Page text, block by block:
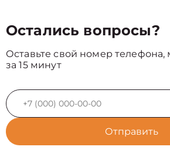
Остались вопросы?
Оставьте свой номер
за 15 минут
Отправить